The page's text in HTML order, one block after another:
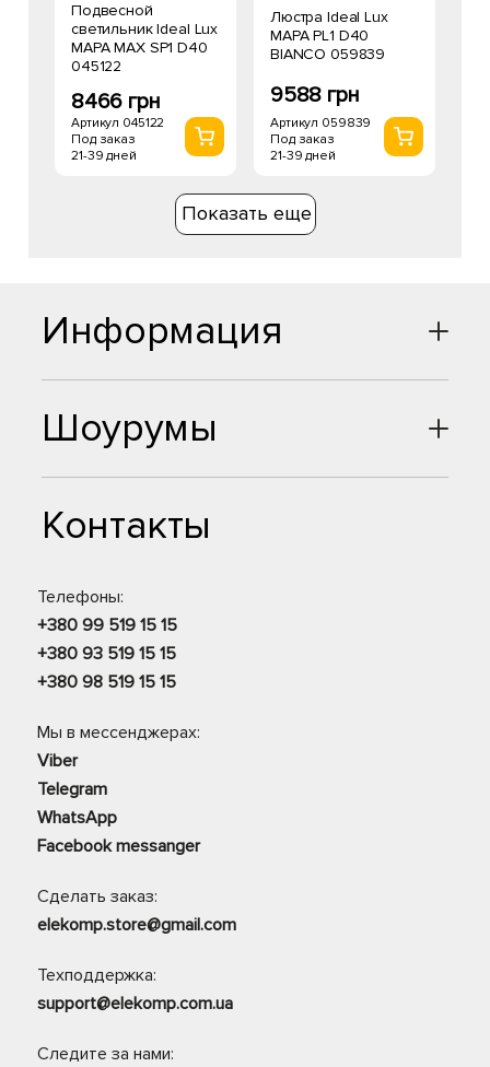
Подвесной
светильник Ideal Lux
MAPA MAX SP1 D40
045122
8466 грн
Артикул 045122
Под заказ
21-39 дней
Люстра Ideal Lux
MAPA PL1 D40
BIANCO 059839
9588 грн
Артикул 059839
Под заказ
21-39 дней
Показать еще
Шоурумы
Контакты
Телефоны:
+380 99 519 15 15
+380 93 519 15 15
+380 98 519 15 15
Мы в мессенджерах:
Viber
Telegram
WhatsApp
Facebook messanger
Сделать заказ:
elekomp.store@gmail.com
Техподдержка:
support@elekomp.com.ua
Следите за нами:
Информация